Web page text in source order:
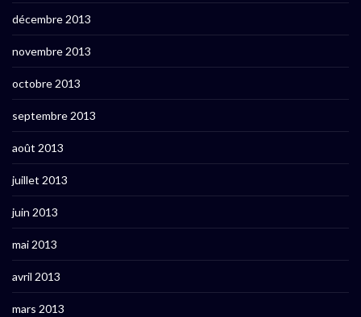
décembre 2013
novembre 2013
octobre 2013
septembre 2013
août 2013
juillet 2013
juin 2013
mai 2013
avril 2013
mars 2013